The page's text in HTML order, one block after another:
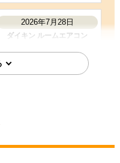
2026年7月28日
ダイキン ルームエアコン